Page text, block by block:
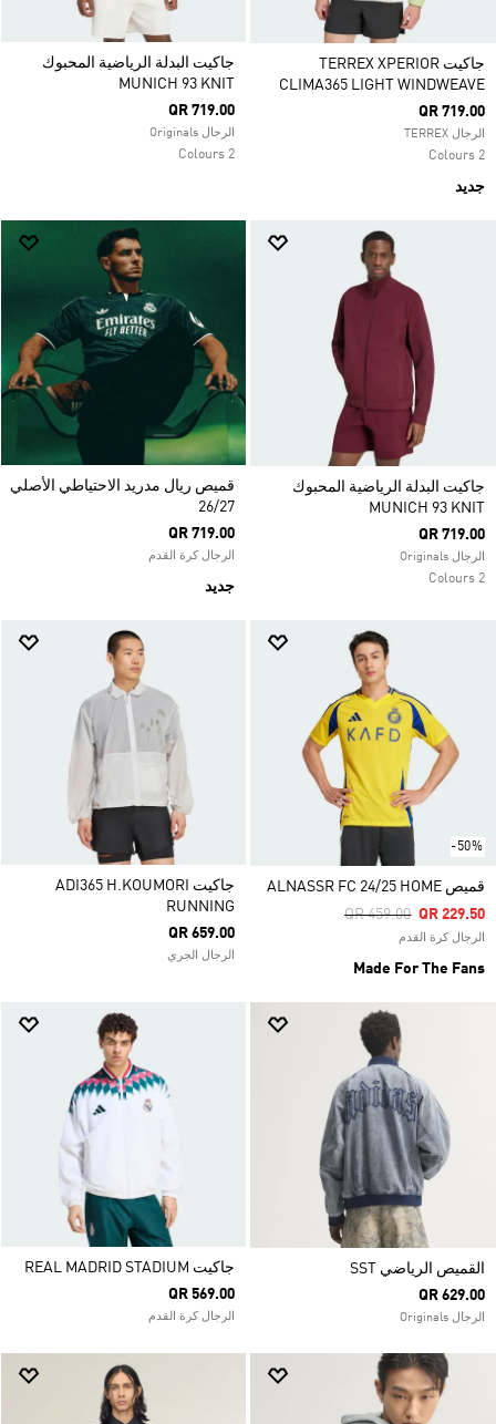
جاكيت TERREX XPERIOR
CLIMA365 LIGHT WINDWEAVE
QR 719.00
الرجال TERREX
2 Colours
جديد
جاكيت البدلة الرياضية المحبوك
MUNICH 93 KNIT
QR 719.00
الرجال Originals
2 Colours
جاكيت البدلة الرياضية المحبوك
MUNICH 93 KNIT
QR 719.00
الرجال Originals
2 Colours
قميص ريال مدريد الاحتياطي الأصلي
26/27
QR 719.00
الرجال كرة القدم
جديد
-50%
قميص ALNASSR FC 24/25 HOME
Price Reduced From
QR 459.00ToQR 229.50
الرجال كرة القدم
Made For The Fans
جاكيت ADI365 H.KOUMORI
RUNNING
QR 659.00
الرجال الجري
القميص الرياضي SST
QR 629.00
الرجال Originals
جاكيت REAL MADRID STADIUM
QR 569.00
الرجال كرة القدم